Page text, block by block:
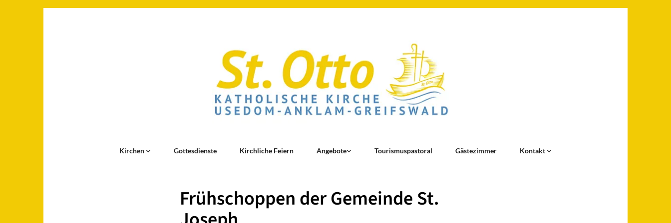
Kirchen Gottesdienste Kirchliche Feiern Angebote Tourismuspastoral Gästezimmer Kontakt
Frühschoppen der Gemeinde St.